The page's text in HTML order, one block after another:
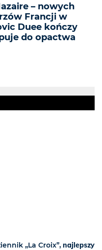
– nowych
Francji w
Duee kończy
do opactwa
„La Croix”, najlepszy